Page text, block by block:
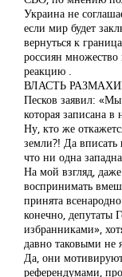
Украина не
если мир будет
вернуться к
россиян
реакцию .
ВЛАСТЬ
Песков заявил:
которая записана
Ну, кто же
земли?! Да
что ни одна
На мой взгляд,
воспринимать
принята
конечно, депутаты
избранниками»,
давно таковыми не
Да, они
референдумами,